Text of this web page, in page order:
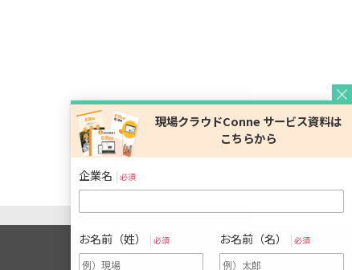
企業名 必須
お名前（姓） 必須 お名前（名） 必須